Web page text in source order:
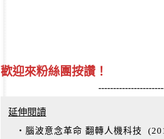
歡迎來粉絲團按讚！
延伸閱讀
‧腦波意念革命 翻轉人機科技 (